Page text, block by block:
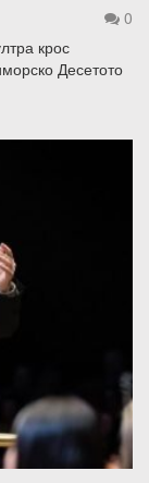
0
крос
Десетото